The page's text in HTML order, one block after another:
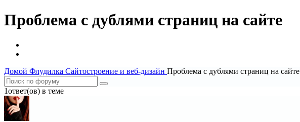
Проблема с дублями страниц на сайте
Домой Флудилка Сайтостроение и веб-дизайн Проблема с дублями страниц на сайте
1ответ(ов) в теме